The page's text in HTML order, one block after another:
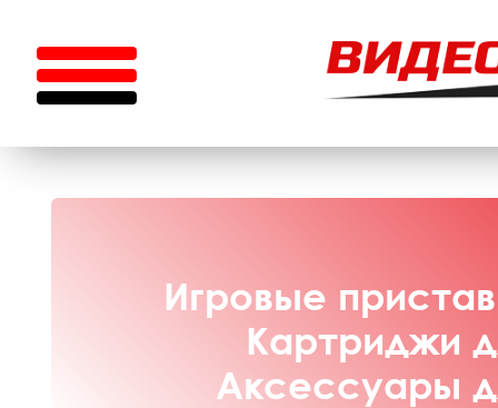
Игровые
Картриджи
Аксессуары